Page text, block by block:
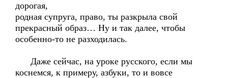
дорогая,
родная супруга, право, ты разкрыла свой
прекрасный образ… Ну и так далее, чтобы
особенно-то не разходилась.
Даже сейчас, на уроке русского, если мы
коснемся, к примеру, азбуки, то и вовсе